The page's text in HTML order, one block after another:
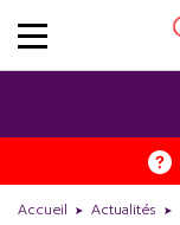
Accueil Actualités